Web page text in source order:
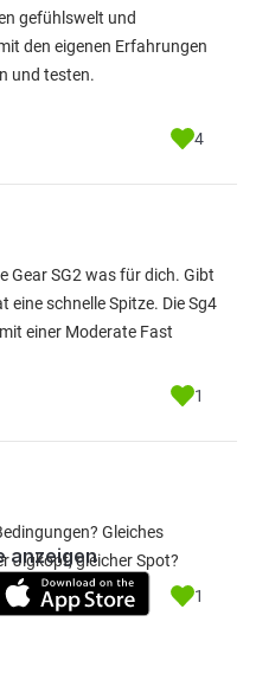
gefühlswelt und
den eigenen Erfahrungen
und testen.
4
Gear SG2 was für dich. Gibt
eine schnelle Spitze. Die Sg4
einer Moderate Fast
1
Gleiches
Jigkopf, gleicher Spot?
1
anzeigen